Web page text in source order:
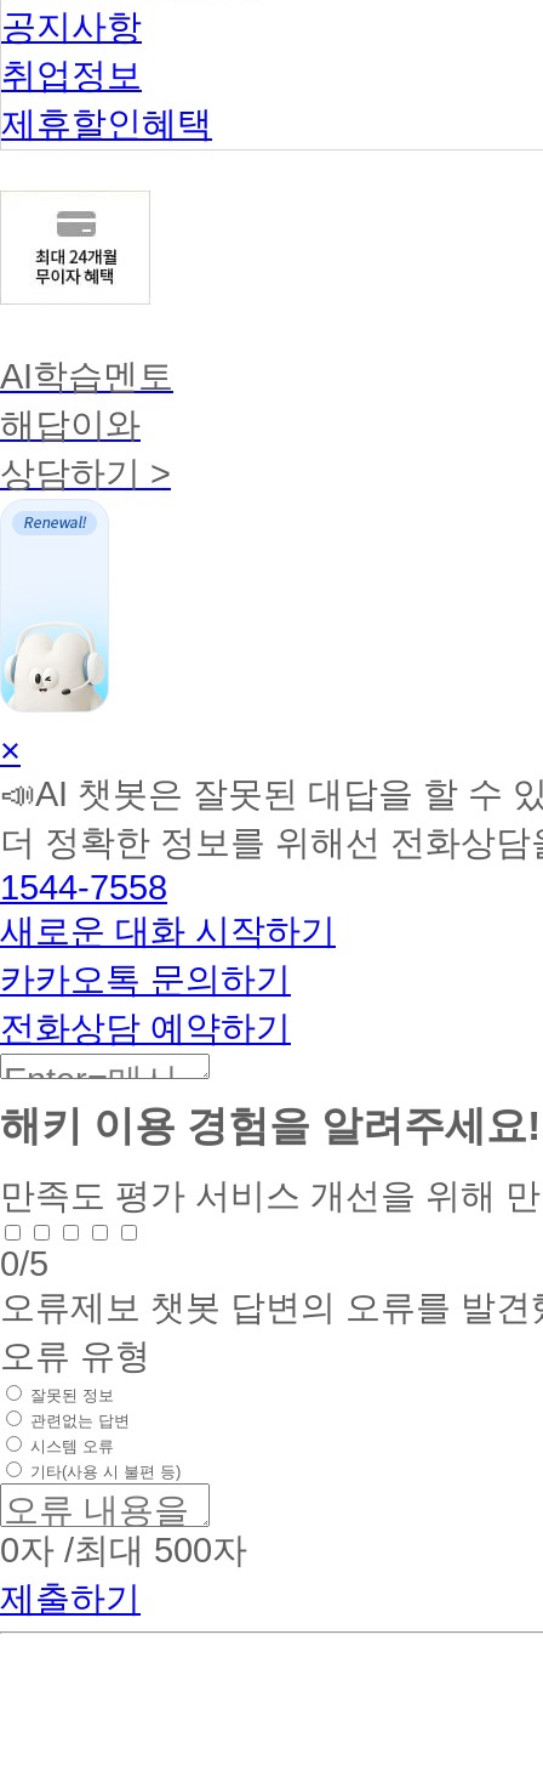
공지사항
취업정보
제휴할인혜택
AI학습멘토
해답이와
상담하기 >
AI
학
습
토
커
BETA
×
📣AI 챗봇은 잘못된 대답을 할 수
더 정확한 정보를 위해선 전화상
1544-7558
새로운 대화 시작하기
카카오톡 문의하기
전화상담 예약하기
해키 이용 경험을 알려주세요!
만족도 평가 서비스 개선을 위해
0/5
오류제보 챗봇 답변의 오류를 발
오류 유형
잘못된 정보
관련없는 답변
시스템 오류
기타(사용 시 불편 등)
0자 /최대 500자
제출하기